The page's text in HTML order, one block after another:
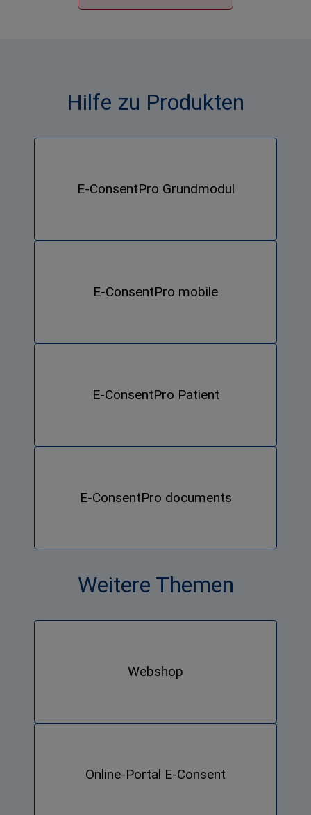
Hilfe zu Produkten
E-ConsentPro Grundmodul
E-ConsentPro mobile
E-ConsentPro Patient
E-ConsentPro documents
Weitere Themen
Webshop
Online-Portal E-Consent